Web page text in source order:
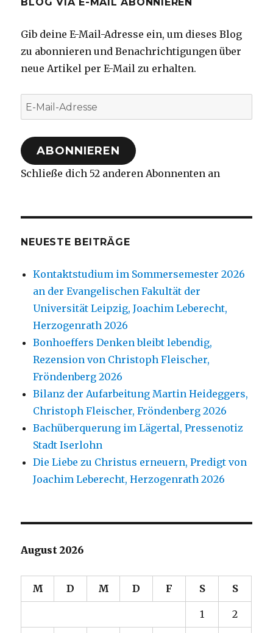
Gib deine E-Mail-Adresse ein, um dieses Blog
zu abonnieren und Benachrichtigungen über
neue Artikel per E-Mail zu erhalten.
E-
Mail-
Adresse
ABONNIEREN
Schließe dich 52 anderen Abonnenten an
NEUESTE BEITRÄGE
Kontaktstudium im Sommersemester 2026
an der Evangelischen Fakultät der
Universität Leipzig, Joachim Leberecht,
Herzogenrath 2026
Bonhoeffers Denken bleibt lebendig,
Rezension von Christoph Fleischer,
Fröndenberg 2026
Bilanz der Aufarbeitung Martin Heideggers,
Christoph Fleischer, Fröndenberg 2026
Bachüberquerung im Lägertal, Pressenotiz
Stadt Iserlohn
Die Liebe zu Christus erneuern, Predigt von
Joachim Leberecht, Herzogenrath 2026
August 2026
M D M D F S S
1 2